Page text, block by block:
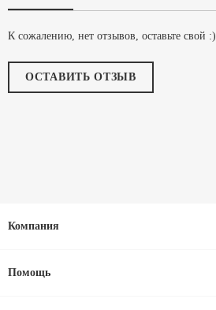
К сожалению, нет отзывов, оставьте свой :)
ОСТАВИТЬ ОТЗЫВ
Компания
Помощь